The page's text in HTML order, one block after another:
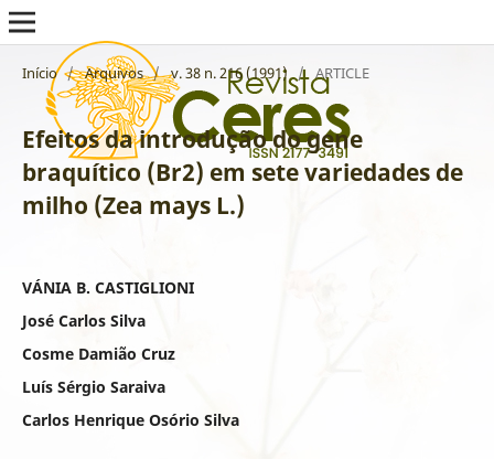
Início / Arquivos / v. 38 n. 216 (1991) / ARTICLE
Efeitos da introdução do gene
braquítico (Br2) em sete variedades de
milho (Zea mays L.)
VÁNIA B. CASTIGLIONI
José Carlos Silva
Cosme Damião Cruz
Luís Sérgio Saraiva
Carlos Henrique Osório Silva